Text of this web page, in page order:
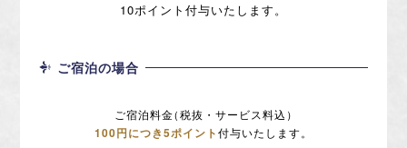
10ポイント付与いたします。
ご宿泊の場合
ご宿泊料金（税抜・サービス料込 ）
100円につき5ポイント付与いたします。